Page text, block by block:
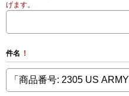
げます。
件名 !